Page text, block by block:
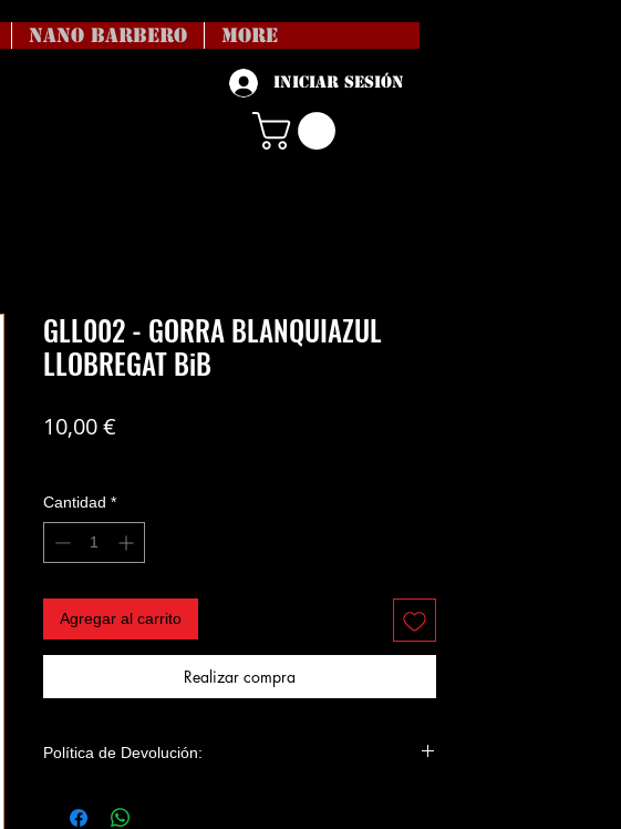
NANO BARBERO More
GLL002 - GORRA BLANQUIAZUL
LLOBREGAT BiB
10,00 €
Cantidad *
Agregar al carrito
Realizar compra
Política de Devolución:
Llobregat Blanc i Blau ni Camisetas de Cine aceptarán
Iniciar sesión